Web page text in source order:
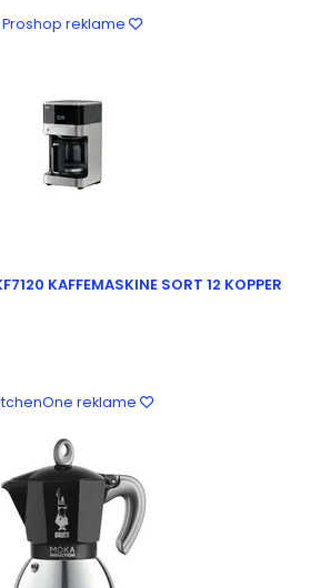
Proshop reklame
KAFFEMASKINE SORT 12 KOPPER
reklame